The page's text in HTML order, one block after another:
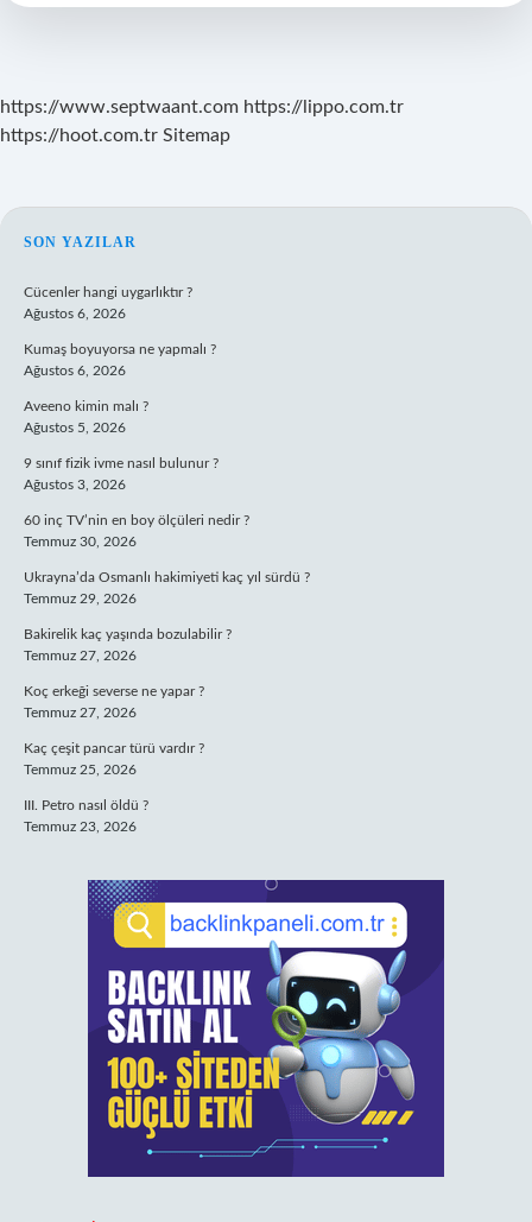
Çok
https://www.septwaant.com https://lippo.com.tr
https://hoot.com.tr Sitemap
SIDEBAR
SON YAZILAR
Cücenler hangi uygarlıktır ?
Ağustos 6, 2026
Kumaş boyuyorsa ne yapmalı ?
Ağustos 6, 2026
Aveeno kimin malı ?
Ağustos 5, 2026
9 sınıf fizik ivme nasıl bulunur ?
Ağustos 3, 2026
60 inç TV’nin en boy ölçüleri nedir ?
Temmuz 30, 2026
Ukrayna’da Osmanlı hakimiyeti kaç yıl sürdü ?
Temmuz 29, 2026
Bakirelik kaç yaşında bozulabilir ?
Temmuz 27, 2026
Koç erkeği severse ne yapar ?
Temmuz 27, 2026
Kaç çeşit pancar türü vardır ?
Temmuz 25, 2026
III. Petro nasıl öldü ?
Temmuz 23, 2026